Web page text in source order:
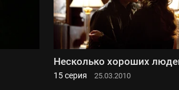
Несколько хороших
15 серия 25.03.2010